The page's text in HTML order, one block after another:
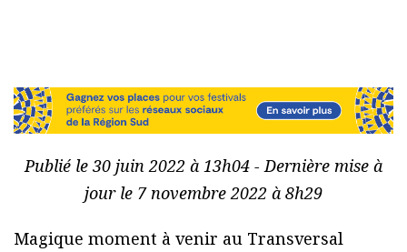
Publié le 30 juin 2022 à 13h04 - Dernière mise à
jour le 7 novembre 2022 à 8h29
Magique moment à venir au Transversal